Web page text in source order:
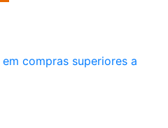
compras superiores a